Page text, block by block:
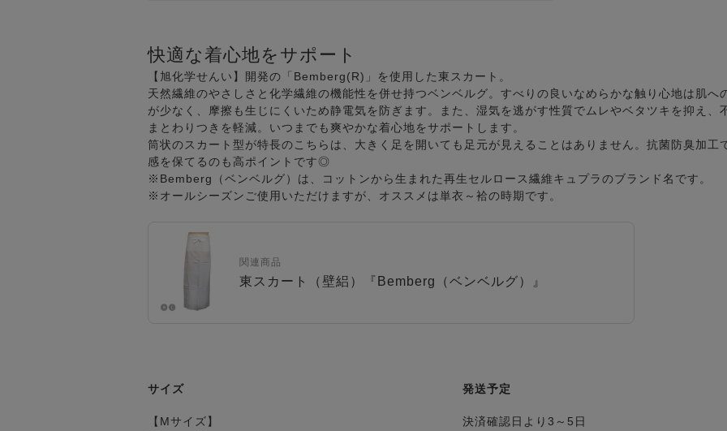
快適な着心地をサポート
【旭化学せんい】開発の「Bemberg(R)」を使用した東スカート。
天然繊維のやさしさと化学繊維の機能性を併せ持つベンベルグ。すべりの良いなめらかな触り心地は肌へ
が少なく、摩擦も生じにくいため静電気を防ぎます。また、湿気を逃がす性質でムレやベタツキを抑え、
まとわりつきを軽減。いつまでも爽やかな着心地をサポートします。
筒状のスカート型が特長のこちらは、大きく足を開いても足元が見えることはありません。抗菌防臭加工
感を保てるのも高ポイントです◎
※Bemberg（ベンベルグ）は、コットンから生まれた再生セルロース繊維キュプラのブランド名です。
※オールシーズンご使用いただけますが、オススメは単衣～袷の時期です。
関連商品
東スカート（壁絽）『Bemberg（ベンベルグ）』
サイズ
【Mサイズ】
発送予定
決済確認日より3～5日